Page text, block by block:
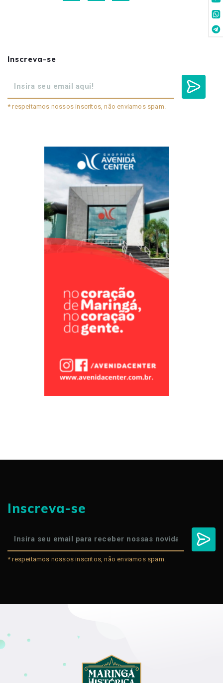
Inscreva-se
* respeitamos nossos inscritos, não enviamos spam.
Inscreva-se
* respeitamos nossos inscritos, não enviamos spam.